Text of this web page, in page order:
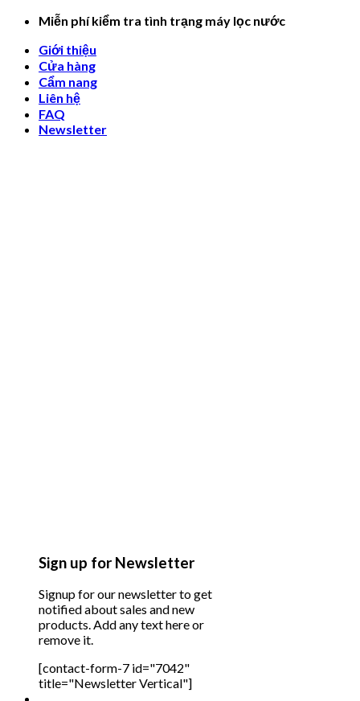
Skip
content
Miễn phí kiểm tra tình trạng máy lọc nước
Giới thiệu
Cửa hàng
Cẩm nang
Liên hệ
FAQ
Newsletter
Sign up for Newsletter
Signup for our newsletter to get
notified about sales and new
products. Add any text here or
remove it.
[contact-form-7 id="7042"
title="Newsletter Vertical"]